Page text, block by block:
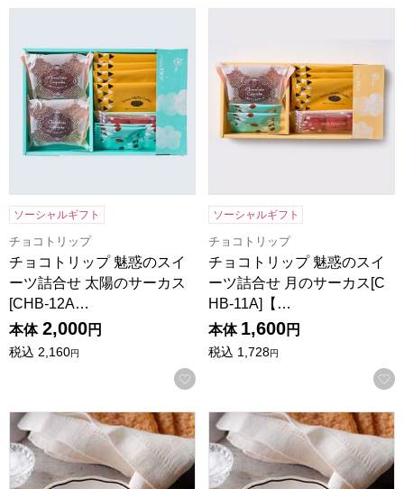
ソーシャルギフト
チョコトリップ
チョコトリップ 魅惑のスイ
ーツ詰合せ 太陽のサーカス
[CHB-12A…
本体 2,000円
税込 2,160円
お気に入りに登録する
ソーシャルギフト
チョコトリップ
チョコトリップ 魅惑のスイ
ーツ詰合せ 月のサーカス[C
HB-11A]【…
本体 1,600円
税込 1,728円
ホテルニューオータニ リーフパイ(プレーン7枚入)[L-24]【年
ホテルニューオータニ リー